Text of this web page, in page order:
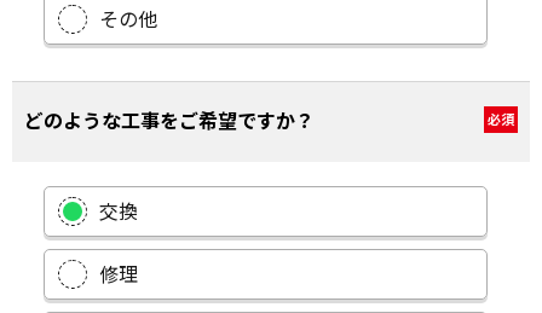
その他
どのような工事をご希望ですか？ 必須
交換
修理